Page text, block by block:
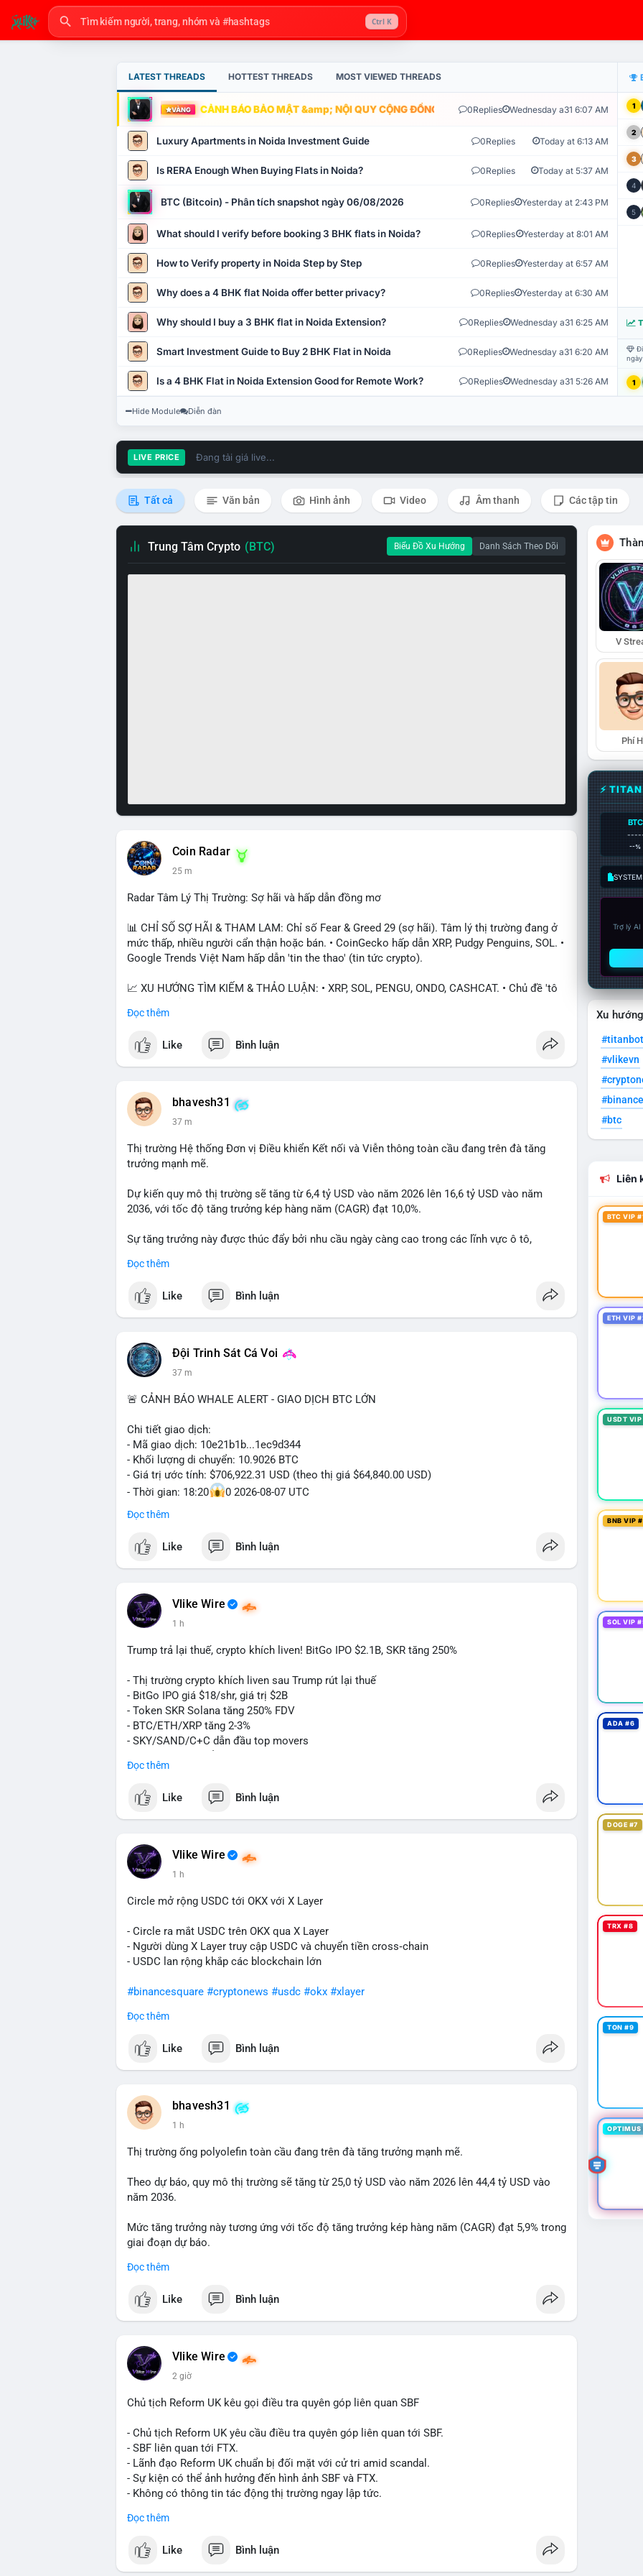
Ctrl K
LATEST THREADS HOTTEST THREADS MOST VIEWED THREADS
VÀNG CẢNH BÁO BẢO MẬT &amp; NỘI QUY CỘNG ĐỒNG VLIKE.VN: HỆ THỐNG GIÁM SÁT TỰ
0Replies Wednesday a31 6:07 AM
Luxury Apartments in Noida Investment Guide 0Replies Today at 6:13 AM
Is RERA Enough When Buying Flats in Noida? 0Replies Today at 5:37 AM
BTC (Bitcoin) - Phân tích snapshot ngày 06/08/2026 0Replies Yesterday at 2:43 PM
What should I verify before booking 3 BHK flats in Noida? 0Replies Yesterday at 8:01 AM
How to Verify property in Noida Step by Step 0Replies Yesterday at 6:57 AM
Why does a 4 BHK flat Noida offer better privacy? 0Replies Yesterday at 6:30 AM
Why should I buy a 3 BHK flat in Noida Extension? 0Replies Wednesday a31 6:25 AM
Smart Investment Guide to Buy 2 BHK Flat in Noida 0Replies Wednesday a31 6:20 AM
Is a 4 BHK Flat in Noida Extension Good for Remote Work? 0Replies Wednesday a31 5:26 AM
1
2
3
4
5
1
Hide Module Diễn đàn
LIVE PRICE Đang tải giá live...
Tất cả Văn bản Hình ảnh Video Âm thanh Các tập tin
Trung Tâm Crypto (BTC) Biểu Đồ Xu Hướng Danh Sách Theo Dõi
Coin Radar
25 m
Radar Tâm Lý Thị Trường: Sợ hãi và hấp dẫn đồng mơ
📊 CHỈ SỐ SỢ HÃI & THAM LAM: Chỉ số Fear & Greed 29 (sợ hãi). Tâm lý thị trường đang ở
mức thấp, nhiều người cẩn thận hoặc bán. • CoinGecko hấp dẫn XRP, Pudgy Penguins, SOL. •
Google Trends Việt Nam hấp dẫn 'tin the thao' (tin tức crypto).
📈 XU HƯỚNG TÌM KIẾM & THẢO LUẬN: • XRP, SOL, PENGU, ONDO, CASHCAT. • Chủ đề 'tô
vào BTC breakout và lệnh long/short.
💬 DÒNG CHẢY TIN TỨC & TRUYỀN THÔNG: • Trump khẳng định crypto là 'vấn đề lớn' giúp
giảm áp lực USD. • Binance hỗ trợ cổ phiếu Apple/IBM. • Bài đăng hấp dẫn về $HFT, $SKYAI,
💡 NHẬN ĐỊNH & KHUYẾN NGHỊ: Tâm lý thị trường đang phân cực. Sợ hãi do chỉ số thấp,
nhưng hấp dẫn từ xu hướng meme coin (PENGU, CASHCAT) và tin cậy từ các dự án lớn
📊 Nguồn: Radar Tâm Lý Thị Trường
Đọc thêm
Like Bình luận
bhavesh31
37 m
Thị trường Hệ thống Đơn vị Điều khiển Kết nối và Viễn thông toàn cầu đang trên đà tăng
trưởng mạnh mẽ.
Dự kiến quy mô thị trường sẽ tăng từ 6,4 tỷ USD vào năm 2026 lên 16,6 tỷ USD vào năm
2036, với tốc độ tăng trưởng kép hàng năm (CAGR) đạt 10,0%.
Sự tăng trưởng này được thúc đẩy bởi nhu cầu ngày càng cao trong các lĩnh vực ô tô,
kết nối tiên tiến.
Đọc thêm
Like Bình luận
Đội Trinh Sát Cá Voi
37 m
🚨 CẢNH BÁO WHALE ALERT - GIAO DỊCH BTC LỚN
Chi tiết giao dịch:
- Mã giao dịch: 10e21b1b...1ec9d344
- Khối lượng di chuyển: 10.9026 BTC
- Giá trị ước tính: $706,922.31 USD (theo thị giá $64,840.00 USD)
- Thời gian: 18:20
0 2026-08-07 UTC
Nhận định phân tích:
Giao dịch 10.9 BTC trị giá hơn 706 nghìn USD được thực hiện trong khung giờ thanh khoản
mỏng (giờ châu Á) cho thấy chủ ví có chủ đích rõ ràng, không phải lệnh gấp. Quy mô này
thường nằm giữa hai kịch bản: chuyển lên sàn để chuẩn bị bán khi giá chạm vùng kháng cự,
khoản nhưng đủ tạo biến động tâm lý ngắn hạn, động thái này có thể là bước đệm cho một
lệnh lớn hơn trong 24-48 giờ tới. Nhà đầu tư cần theo dõi dòng tiền tiếp theo từ địa chỉ
nguồn.
Lời khuyên:
Nhà đầu tư nhỏ lẻ nên quan sát thêm xác nhận từ 1-2 khối trước khi hành động, tránh vào
lệnh theo cảm xúc. Nếu BTC phá vỡ vùng $65,000 kèm khối lượng tăng, khả năng cá voi
đang tạo đáy tích lũy; ngược lại, nếu giá sụt giảm nhanh, khả năng cao đây là động thái bán
chủ động.
#10dot9btc #vilanhtichluy #giaodichlon
Đọc thêm
Like Bình luận
Vlike Wire
1 h
Trump trả lại thuế, crypto khích liven! BitGo IPO $2.1B, SKR tăng 250%
- Thị trường crypto khích liven sau Trump rút lại thuế
- BitGo IPO giá $18/shr, giá trị $2B
- Token SKR Solana tăng 250% FDV
- BTC/ETH/XRP tăng 2-3%
- SKY/SAND/C+C dẫn đầu top movers
- HK phát hành giấy phép stablecoin
- Saga EVM bị hack $7M
- Steak ’n Shake trả lương BTC
$btc#btc
#vlikevn #titanbot
📰 Nguồn: Decrypt
Đọc thêm
Like Bình luận
Vlike Wire
1 h
Circle mở rộng USDC tới OKX với X Layer
- Circle ra mắt USDC trên OKX qua X Layer
- Người dùng X Layer truy cập USDC và chuyển tiền cross‑chain
- USDC lan rộng khắp các blockchain lớn
#binancesquare #cryptonews #usdc #okx #xlayer
$usdc
#vlikevn #titanbot
Đọc thêm
Like Bình luận
bhavesh31
1 h
Thị trường ống polyolefin toàn cầu đang trên đà tăng trưởng mạnh mẽ.
Theo dự báo, quy mô thị trường sẽ tăng từ 25,0 tỷ USD vào năm 2026 lên 44,4 tỷ USD vào
năm 2036.
Mức tăng trưởng này tương ứng với tốc độ tăng trưởng kép hàng năm (CAGR) đạt 5,9% trong
giai đoạn dự báo.
Đây là tín hiệu tích cực cho các nhà sản xuất, nhà phân phối và nhà đầu tư trong ngành vật
Bạn đánh giá thế nào về tiềm năng của dòng sản phẩm ống nhựa polyolefin trong tương lai?
Đọc thêm
Like Bình luận
Vlike Wire
2 giờ
Chủ tịch Reform UK kêu gọi điều tra quyên góp liên quan SBF
- Chủ tịch Reform UK yêu cầu điều tra quyên góp liên quan tới SBF.
- SBF liên quan tới FTX.
- Lãnh đạo Reform UK chuẩn bị đối mặt với cử tri amid scandal.
- Sự kiện có thể ảnh hưởng đến hình ảnh SBF và FTX.
- Không có thông tin tác động thị trường ngay lập tức.
#vlikevn #titanbot
Đọc thêm
Like Bình luận
V
Phí
⚡
BTC
--%
Trợ lý
Xu
#titanbot
#vlikevn
#btc
Liên
BTC VIP
ETH VIP
USDT
BNB VIP
SOL VIP
ADA #6
DOGE #7
TRX #8
TON #9
OPTIMUS